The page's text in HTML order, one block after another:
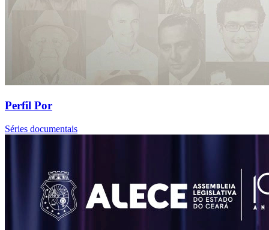
Perfil Por
Séries documentais